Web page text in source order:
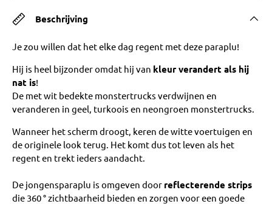
Beschrijving
Je zou willen dat het elke dag regent met deze paraplu!
Hij is heel bijzonder omdat hij van kleur verandert als hij
nat is!
De met wit bedekte monstertrucks verdwijnen en
veranderen in geel, turkoois en neongroen monstertrucks.
Wanneer het scherm droogt, keren de witte voertuigen en
de originele look terug. Het komt dus tot leven als het
regent en trekt ieders aandacht.
De jongensparaplu is omgeven door reflecterende strips
die 360 ​​° zichtbaarheid bieden en zorgen voor een goede